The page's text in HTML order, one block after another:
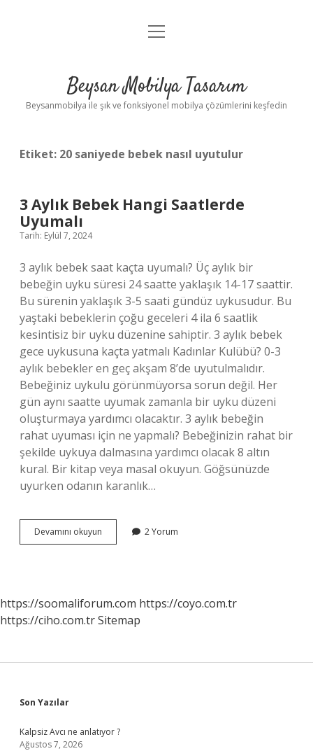
Anasayfa
Yasal Uyarı
menüyü
Beysan Mobilya Tasarım
Beysanmobilya ile şık ve fonksiyonel mobilya çözümlerini keşfedin
Etiket: 20 saniyede bebek nasıl uyutulur
3 Aylık Bebek Hangi Saatlerde
Uyumalı
Tarih: Eylül 7, 2024
3 aylık bebek saat kaçta uyumalı? Üç aylık bir
bebeğin uyku süresi 24 saatte yaklaşık 14-17 saattir.
Bu sürenin yaklaşık 3-5 saati gündüz uykusudur. Bu
yaştaki bebeklerin çoğu geceleri 4 ila 6 saatlik
kesintisiz bir uyku düzenine sahiptir. 3 aylık bebek
gece uykusuna kaçta yatmalı Kadınlar Kulübü? 0-3
aylık bebekler en geç akşam 8’de uyutulmalıdır.
Bebeğiniz uykulu görünmüyorsa sorun değil. Her
gün aynı saatte uyumak zamanla bir uyku düzeni
oluşturmaya yardımcı olacaktır. 3 aylık bebeğin
rahat uyuması için ne yapmalı? Bebeğinizin rahat bir
şekilde uykuya dalmasına yardımcı olacak 8 altın
kural. Bir kitap veya masal okuyun. Göğsünüzde
uyurken odanın karanlık…
Devamını okuyun
Aylık
2 Yorum
https://soomaliforum.com https://coyo.com.tr
https://ciho.com.trSitemap
Sidebar
Son Yazılar
Kalpsiz Avcı ne anlatıyor ?
Ağustos 7, 2026